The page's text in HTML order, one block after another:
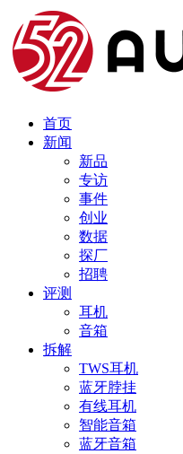
首页
新闻
新品
专访
事件
创业
数据
探厂
招聘
评测
耳机
音箱
拆解
TWS耳机
蓝牙脖挂
有线耳机
智能音箱
蓝牙音箱